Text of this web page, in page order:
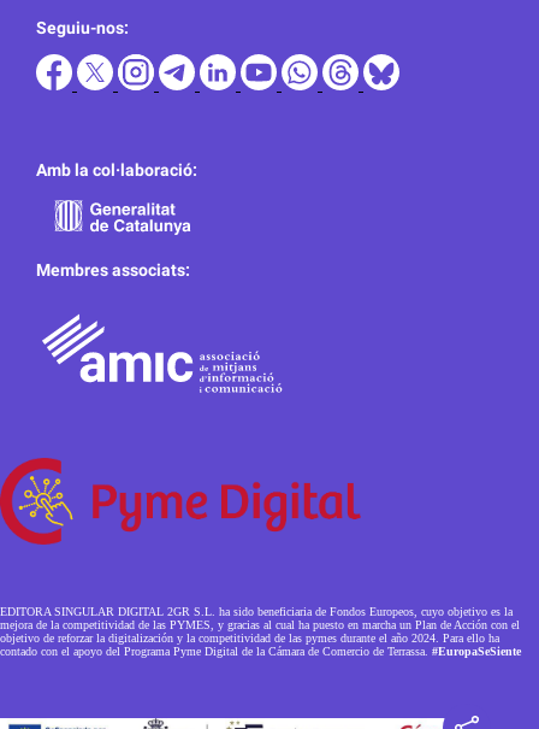
Seguiu-nos:
Amb la col·laboració:
Membres associats:
EDITORA SINGULAR DIGITAL 2GR S.L. ha sido beneficiaria de Fondos Europeos, cuyo objetivo es la
mejora de la competitividad de las PYMES, y gracias al cual ha puesto en marcha un Plan de Acción con el
objetivo de reforzar la digitalización y la competitividad de las pymes durante el año 2024. Para ello ha
contado con el apoyo del Programa Pyme Digital de la Cámara de Comercio de Terrassa. #EuropaSeSiente